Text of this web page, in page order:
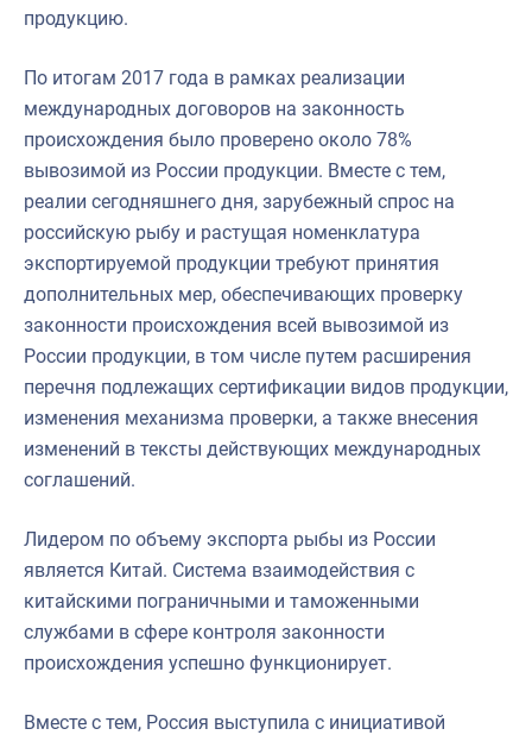
продукцию.
По итогам 2017 года в рамках реализации
международных договоров на законность
происхождения было проверено около 78%
вывозимой из России продукции. Вместе с тем,
реалии сегодняшнего дня, зарубежный спрос на
российскую рыбу и растущая номенклатура
экспортируемой продукции требуют принятия
дополнительных мер, обеспечивающих проверку
законности происхождения всей вывозимой из
России продукции, в том числе путем расширения
перечня подлежащих сертификации видов продукции,
изменения механизма проверки, а также внесения
изменений в тексты действующих международных
соглашений.
Лидером по объему экспорта рыбы из России
является Китай. Система взаимодействия с
китайскими пограничными и таможенными
службами в сфере контроля законности
происхождения успешно функционирует.
Вместе с тем, Россия выступила с инициативой